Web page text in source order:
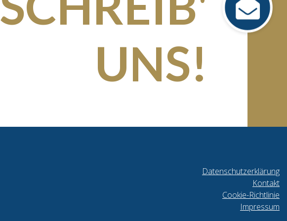
UNS!
Datenschutzerklärung
Kontakt
Cookie-Richtlinie
Impressum